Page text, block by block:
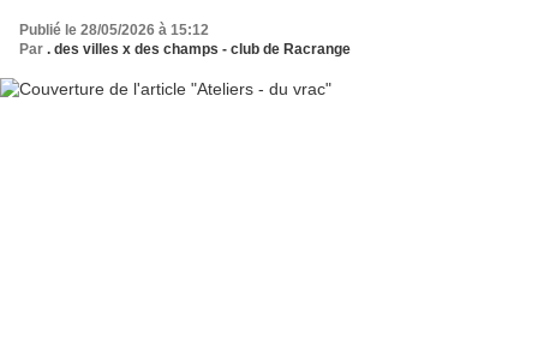
Publié le 28/05/2026 à 15:12
Par . des villes x des champs - club de Racrange